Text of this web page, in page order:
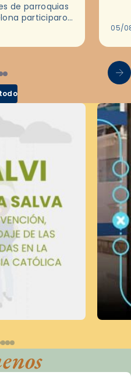
de parroquias
participaron
organizadas
05/